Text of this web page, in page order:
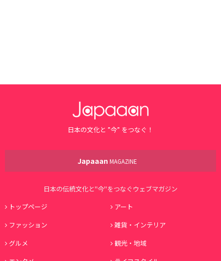
日本の文化と ”今” をつなぐ！
Japaaan MAGAZINE
日本の伝統文化と"今"をつなぐウェブマガジン
トップページ
アート
ファッション
雑貨・インテリア
グルメ
観光・地域